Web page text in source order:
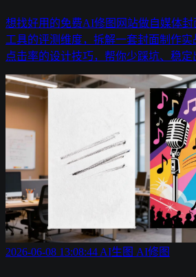
想找好用的免费AI修图网站做自媒体
工具的评测维度，拆解一套封面制作
点击率的设计技巧，帮你少踩坑、稳定
2026-06-08 13:08:44AI生图 AI修图